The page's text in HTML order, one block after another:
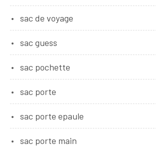
sac de voyage
sac guess
sac pochette
sac porte
sac porte epaule
sac porte main